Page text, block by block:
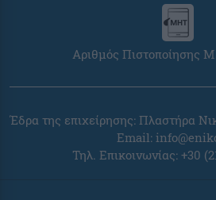
Αριθμός Πιστοποίησης
Έδρα της επιχείρησης: Πλαστήρα
Email:
Τηλ. Επικοινωνίας: +30